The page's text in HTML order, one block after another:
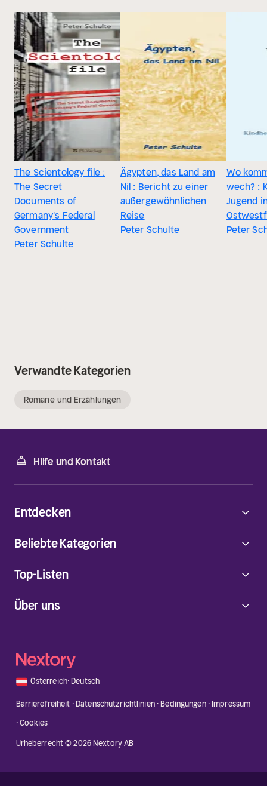
The Scientology file :
The Secret
Documents of
Germany's Federal
Government
Peter Schulte
Ägypten, das Land am
Nil : Bericht zu einer
außergewöhnlichen
Reise
Peter Schulte
Wo
wech? :
Jugend
Peter
Verwandte Kategorien
Romane und Erzählungen
Hilfe und Kontakt
Über uns
Entdecken
Beliebte Kategorien
Top-Listen
🇦🇹 Österreich·Deutsch
Barrierefreiheit ·Datenschutzrichtlinien·Bedingungen· Impressum
·Cookies
Urheberrecht © 2026 Nextory AB